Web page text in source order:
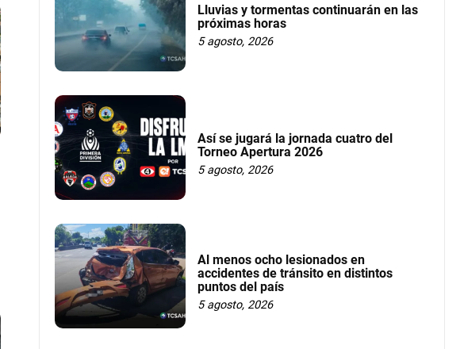
Lluvias y tormentas continuarán en las
próximas horas
5 agosto, 2026
Así se jugará la jornada cuatro del
Torneo Apertura 2026
5 agosto, 2026
Al menos ocho lesionados en
accidentes de tránsito en distintos
puntos del país
5 agosto, 2026